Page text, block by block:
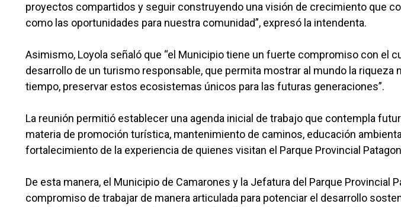
proyectos compartidos y seguir construyendo una visión de crecimiento que
como las oportunidades para nuestra comunidad”, expresó la intendenta.
Asimismo, Loyola señaló que “el Municipio tiene un fuerte compromiso con el
desarrollo de un turismo responsable, que permita mostrar al mundo la riqueza
tiempo, preservar estos ecosistemas únicos para las futuras generaciones”.
La reunión permitió establecer una agenda inicial de trabajo que contempla
materia de promoción turística, mantenimiento de caminos, educación
fortalecimiento de la experiencia de quienes visitan el Parque Provincial
De esta manera, el Municipio de Camarones y la Jefatura del Parque Provincial
compromiso de trabajar de manera articulada para potenciar el desarrollo